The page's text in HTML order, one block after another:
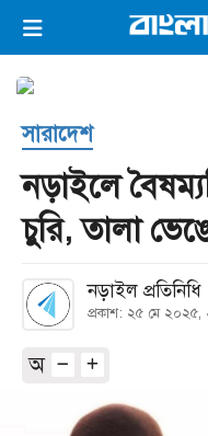
ভিডিও ই-পেপার
প্রচ্ছদ
সব বিভাগ
কনভার্টার
সারাদেশ
নড়াইলে
চুরি, তালা
নড়াইল প্রতিনিধি
প্রকাশ: ২৫ মে
অ